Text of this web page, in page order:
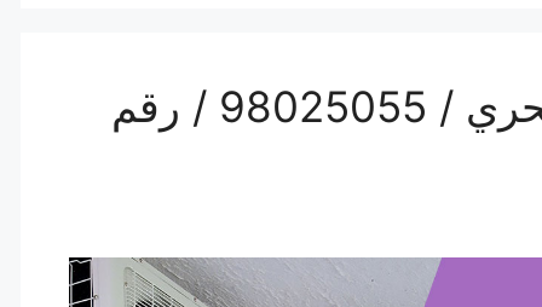
تركيب تكييف الشعب البحري / 98025055 / رقم